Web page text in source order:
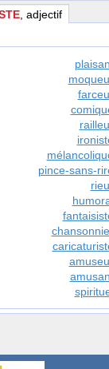
, adjectif
pince-sans-